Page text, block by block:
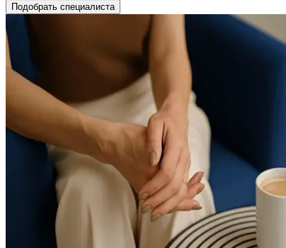
Подобрать специалиста